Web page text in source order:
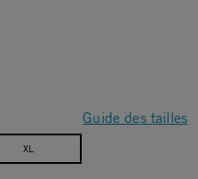
Guide des tailles
XL